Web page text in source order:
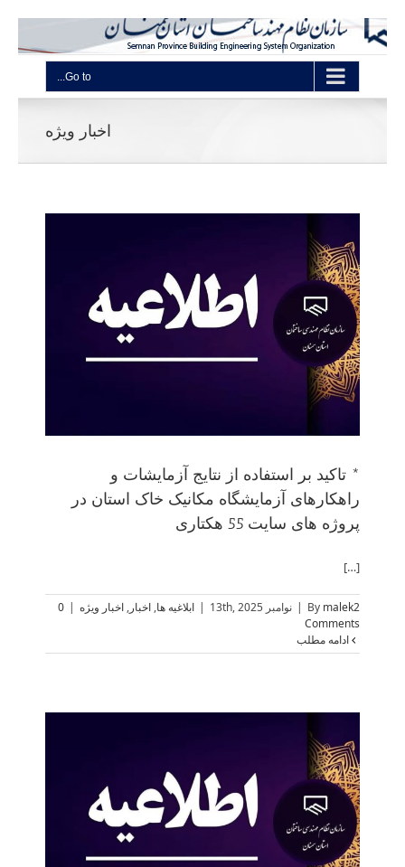
Go to...
اخبار ویژه
* تاکید بر استفاده از نتایج آزمایشات و
راهکارهای آزمایشگاه مکانیک خاک استان در
پروژه های سایت 55 هکتاری
[…]
By malek2
| نوامبر 13th, 2025 | ابلاغیه ها, اخبار, اخبار ویژه |
0
Comments
ادامه مطلب